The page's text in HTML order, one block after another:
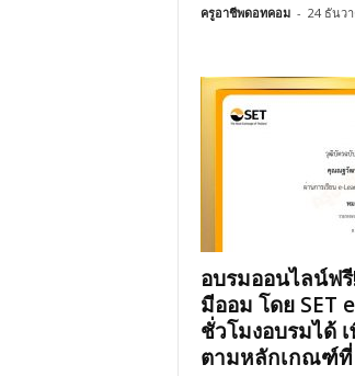
ครูอาชีพดอทคอม - 24 ธันว
อบรมออนไลน์ฟ
มีออม โดย SET
ชั่วโมงอบรมได้
ตามหลักเกณฑ์ที่